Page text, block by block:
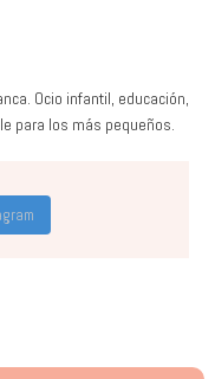
Ocio infantil, educación,
para los más pequeños.